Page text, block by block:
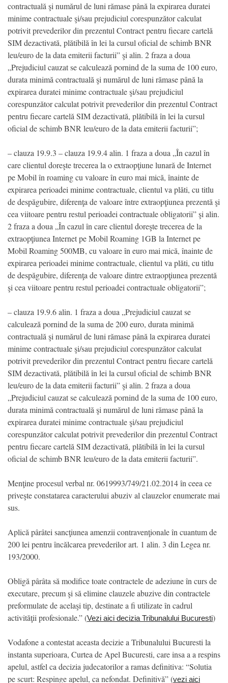
contractuală şi numărul de luni rămase până la expirarea duratei
minime contractuale şi/sau prejudiciul corespunzător calculat
potrivit prevederilor din prezentul Contract pentru fiecare cartelă
SIM dezactivată, plătibilă în lei la cursul oficial de schimb BNR
leu/euro de la data emiterii facturii” şi alin. 2 fraza a doua
„Prejudiciul cauzat se calculează pornind de la suma de 100 euro,
durata minimă contractuală şi numărul de luni rămase până la
expirarea duratei minime contractuale şi/sau prejudiciul
corespunzător calculat potrivit prevederilor din prezentul Contract
pentru fiecare cartelă SIM dezactivată, plătibilă în lei la cursul
oficial de schimb BNR leu/euro de la data emiterii facturii”;
– clauza 19.9.3 – clauza 19.9.4 alin. 1 fraza a doua „În cazul în
care clientul doreşte trecerea la o extraopţiune lunară de Internet
pe Mobil în roaming cu valoare în euro mai mică, înainte de
expirarea perioadei minime contractuale, clientul va plăti, cu titlu
de despăgubire, diferenţa de valoare între extraopţiunea prezentă şi
cea viitoare pentru restul perioadei contractuale obligatorii” şi alin.
2 fraza a doua „În cazul în care clientul doreşte trecerea de la
extraopţiunea Internet pe Mobil Roaming 1GB la Internet pe
Mobil Roaming 500MB, cu valoare în euro mai mică, înainte de
expirarea perioadei minime contractuale, clientul va plăti, cu titlu
de despăgubire, diferenţa de valoare dintre extraopţiunea prezentă
şi cea viitoare pentru restul perioadei contractuale obligatorii”;
– clauza 19.9.6 alin. 1 fraza a doua „Prejudiciul cauzat se
calculează pornind de la suma de 200 euro, durata minimă
contractuală şi numărul de luni rămase până la expirarea duratei
minime contractuale şi/sau prejudiciul corespunzător calculat
potrivit prevederilor din prezentul Contract pentru fiecare cartelă
SIM dezactivată, plătibilă în lei la cursul oficial de schimb BNR
leu/euro de la data emiterii facturii” şi alin. 2 fraza a doua
„Prejudiciul cauzat se calculează pornind de la suma de 100 euro,
durata minimă contractuală şi numărul de luni rămase până la
expirarea duratei minime contractuale şi/sau prejudiciul
corespunzător calculat potrivit prevederilor din prezentul Contract
pentru fiecare cartelă SIM dezactivată, plătibilă în lei la cursul
oficial de schimb BNR leu/euro de la data emiterii facturii”.
Menţine procesul verbal nr. 0619993/749/21.02.2014 în ceea ce
priveşte constatarea caracterului abuziv al clauzelor enumerate mai
sus.
Aplică pârâtei sancţiunea amenzii contravenţionale în cuantum de
200 lei pentru încălcarea prevederilor art. 1 alin. 3 din Legea nr.
193/2000.
Obligă pârâta să modifice toate contractele de adeziune în curs de
executare, precum şi să elimine clauzele abuzive din contractele
preformulate de acelaşi tip, destinate a fi utilizate în cadrul
activităţii profesionale.” (Vezi aici decizia Tribunalului Bucuresti)
Vodafone a contestat aceasta decizie a Tribunalului Bucuresti la
instanta superioara, Curtea de Apel Bucuresti, care insa a a respins
apelul, astfel ca decizia judecatorilor a ramas definitiva: “Solutia
pe scurt: Respinge apelul, ca nefondat. Definitivă” (vezi aici